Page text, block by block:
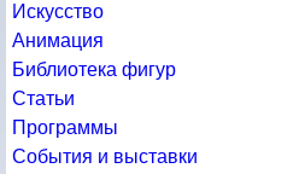
Искусство
Анимация
Библиотека фигур
Статьи
Программы
События и выставки